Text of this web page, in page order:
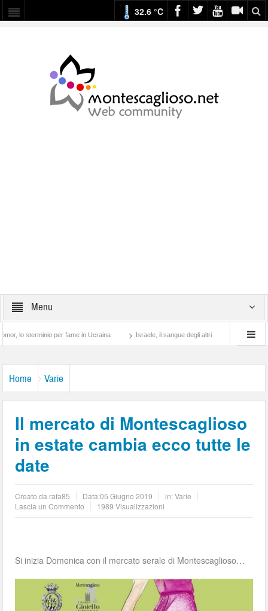
32.6 °C
Menu
per fame in Ucraina Israele, il sangue degli altri Lotta di classe… tra
Home Varie
Il mercato di Montescaglioso
in estate cambia ecco tutte le
date
Creato da rafa85 Data:05 Giugno 2019 in:Varie
Lascia un Commento
1989 Visualizzazioni
Si inizia Domenica con il mercato serale di Montescaglioso…